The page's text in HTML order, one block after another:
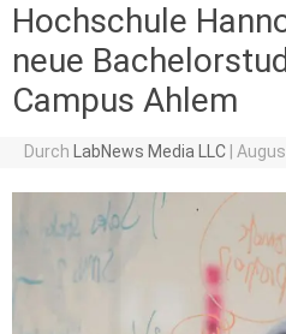
Hochschule
neue
Campus Ahlem
Durch LabNews Media LLC